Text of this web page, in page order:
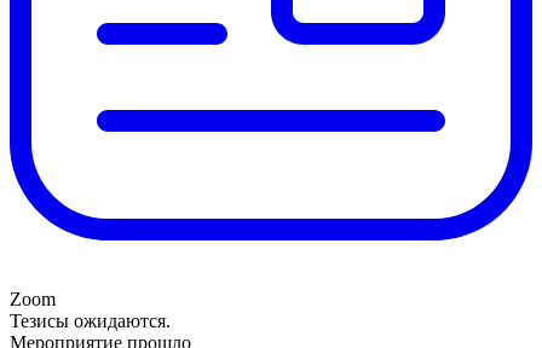
Zoom
Тезисы ожидаются.
Мероприятие прошло